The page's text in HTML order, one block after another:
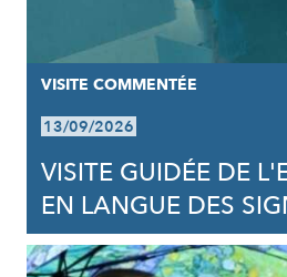
VISITE COMMENTÉE
13/09/2026
VISITE GUIDÉE DE
EN LANGUE DES